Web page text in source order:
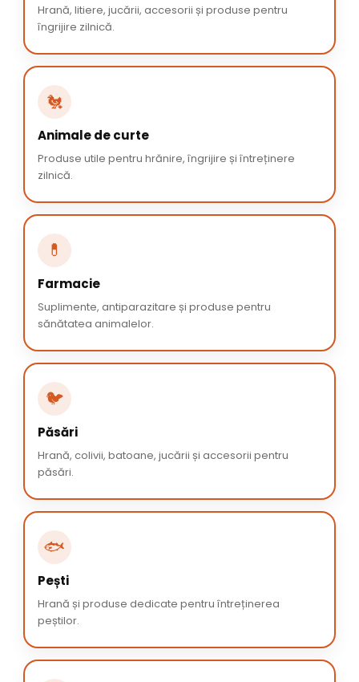
Hrană, litiere, jucării, accesorii și produse pentru
îngrijire zilnică.
🐔
Animale de curte
Produse utile pentru hrănire, îngrijire și întreținere
zilnică.
💊
Farmacie
Suplimente, antiparazitare și produse pentru
sănătatea animalelor.
🐦
Păsări
Hrană, colivii, batoane, jucării și accesorii pentru
păsări.
🐟
Pești
Hrană și produse dedicate pentru întreținerea
peștilor.